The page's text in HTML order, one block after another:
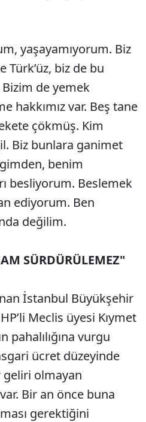
yaşayamıyorum. Biz
Türk’üz, biz de bu
Bizim de yemek
hakkımız var. Beş tane
çökmüş. Kim
Biz bunlara ganimet
benim
besliyorum. Beslemek
ediyorum. Ben
değilim.
SÜRDÜRÜLEMEZ"
İstanbul Büyükşehir
Meclis üyesi Kıymet
pahalılığına vurgu
ücret düzeyinde
geliri olmayan
Bir an önce buna
gerektiğini